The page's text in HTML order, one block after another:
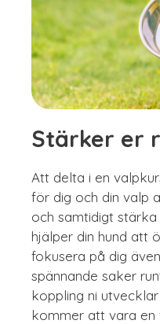
Stärker er
Att delta i en
för dig och din valp
och samtidigt
hjälper din hund att
fokusera på dig
spännande saker
koppling ni
kommer att vara en